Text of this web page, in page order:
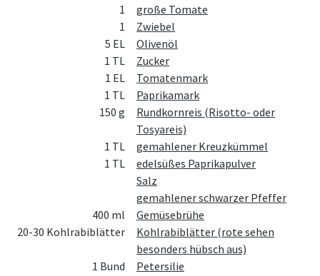
1
große Tomate
1
Zwiebel
5 EL
Olivenöl
1 TL
Zucker
1 EL
Tomatenmark
1 TL
Paprikamark
150 g
Rundkornreis (Risotto- oder
Tosyareis)
1 TL
gemahlener Kreuzkümmel
1 TL
edelsüßes Paprikapulver
Salz
gemahlener schwarzer Pfeffer
400 ml
Gemüsebrühe
20-30 Kohlrabiblätter
Kohlrabiblätter (rote sehen
besonders hübsch aus)
1 Bund
Petersilie